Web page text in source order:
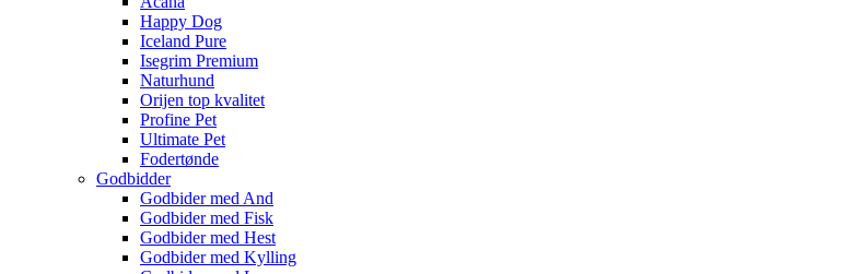
Happy Dog
Iceland Pure
Isegrim Premium
Naturhund
Orijen top kvalitet
Profine Pet
Ultimate Pet
Fodertønde
Godbidder
Godbider med And
Godbider med Fisk
Godbider med Hest
Godbider med Kylling